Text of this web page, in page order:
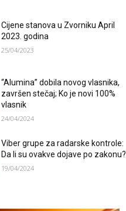
Cijene stanova u Zvorniku April
2023. godina
25/04/2023
“Alumina” dobila novog vlasnika,
završen stečaj; Ko je novi 100%
vlasnik
24/04/2024
Viber grupe za radarske kontrole:
Da li su ovakve dojave po zakonu?
19/04/2024